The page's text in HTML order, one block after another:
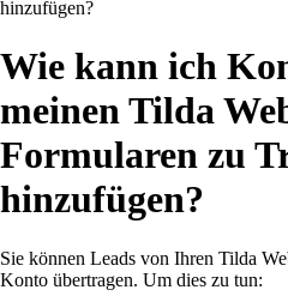
hinzufügen?
Wie kann ich
meinen Tilda
Formularen zu
hinzufügen?
Sie können Leads von Ihren Tilda
Konto übertragen. Um dies zu tun: